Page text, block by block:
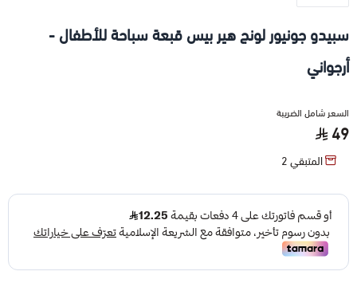
سبيدو جونيور لونج هير بيس قبعة سباحة للأطفال -
أرجواني
السعر شامل الضريبة
49
المتبقي2